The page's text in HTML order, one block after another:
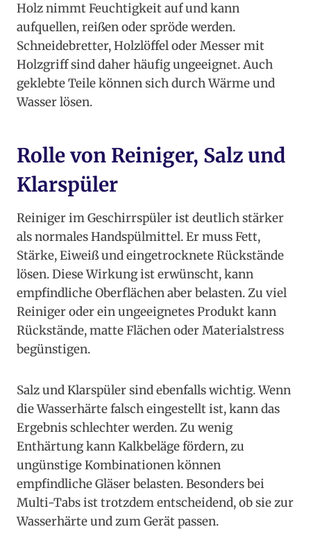
Holz nimmt Feuchtigkeit auf und kann
aufquellen, reißen oder spröde werden.
Schneidebretter, Holzlöffel oder Messer mit
Holzgriff sind daher häufig ungeeignet. Auch
geklebte Teile können sich durch Wärme und
Wasser lösen.
Rolle von Reiniger, Salz und
Klarspüler
Reiniger im Geschirrspüler ist deutlich stärker
als normales Handspülmittel. Er muss Fett,
Stärke, Eiweiß und eingetrocknete Rückstände
lösen. Diese Wirkung ist erwünscht, kann
empfindliche Oberflächen aber belasten. Zu viel
Reiniger oder ein ungeeignetes Produkt kann
Rückstände, matte Flächen oder Materialstress
begünstigen.
Salz und Klarspüler sind ebenfalls wichtig. Wenn
die Wasserhärte falsch eingestellt ist, kann das
Ergebnis schlechter werden. Zu wenig
Enthärtung kann Kalkbeläge fördern, zu
ungünstige Kombinationen können
empfindliche Gläser belasten. Besonders bei
Multi-Tabs ist trotzdem entscheidend, ob sie zur
Wasserhärte und zum Gerät passen.